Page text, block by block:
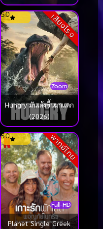
อธิษฐาน
เสียงโรง
Zoom
5.0
Hungry มันเด้งขึ้นมาแดก
(2026)
พากย์ไทย
Full HD
5.0
Planet Single Greek